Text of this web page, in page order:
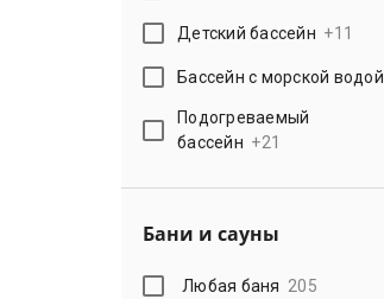
Детский бассейн +11
Бассейн с морской водой
Подогреваемый
бассейн +21
Бани и сауны
Любая баня 205